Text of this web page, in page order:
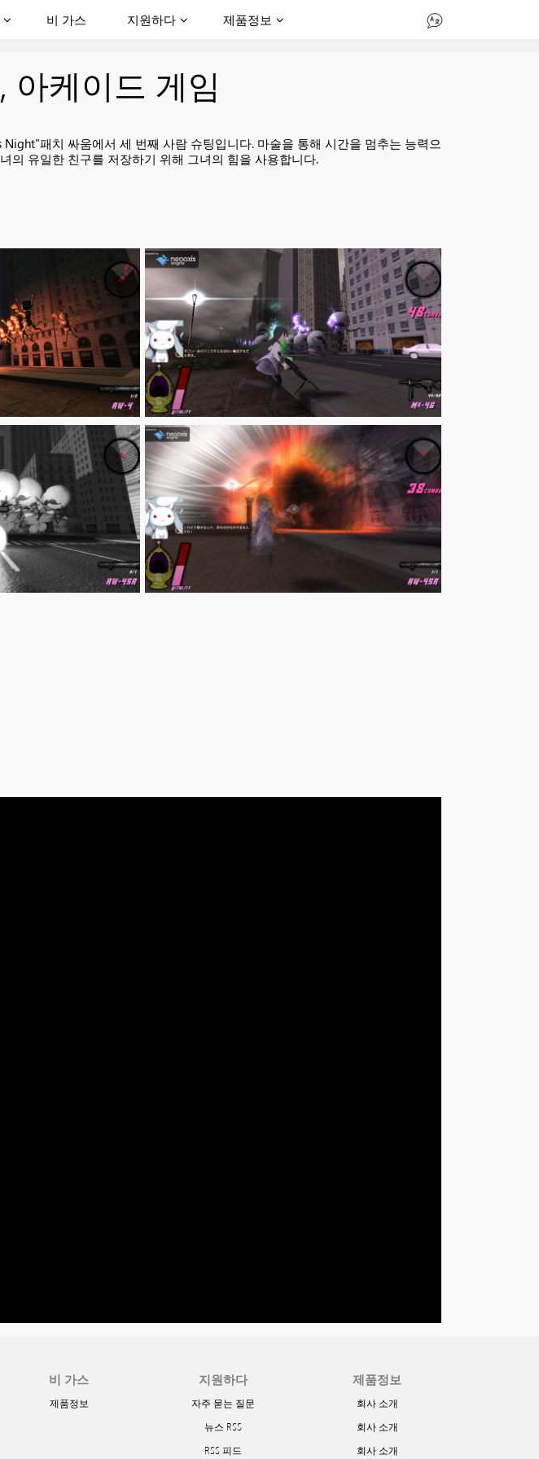
비 가스 지원하다 제품정보
아케이드 게임
패치 싸움에서 세 번째 사람 슈팅입니다. 마술을 통해 시간을 멈추는 능력으
의 유일한 친구를 저장하기 위해 그녀의 힘을 사용합니다.
비 가스
제품정보
지원하다
자주 묻는 질문
뉴스 RSS
RSS 피드
제품정보
회사 소개
회사 소개
회사 소개